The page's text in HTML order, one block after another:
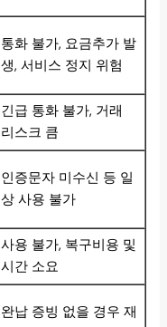
통화 불가, 요금추가 발
생, 서비스 정지 위험
긴급 통화 불가, 거래
리스크 큼
인증문자 미수신 등 일
상 사용 불가
사용 불가, 복구비용 및
시간 소요
완납 증빙 없을 경우 재